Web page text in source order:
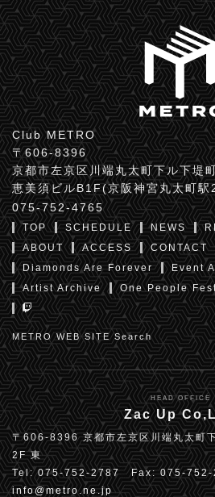
Club METRO
〒606-8396
京都市左京区川端丸太町下ル下堤
恵美須ビルB1F(京阪神宮丸太町
075-752-4765
TOP SCHEDULE NEWS
ABOUT
ACCESS
CONTACT
Diamonds Are Forever
Event
Artist Archive
One People
METRO WEB SITE Search
HEAD OFFICE
Zac Up
〒606-8396 京都市左京区川端丸太町
2F 東
Tel: 075-752-2787 Fax: 075-752-
info@metro.ne.jp